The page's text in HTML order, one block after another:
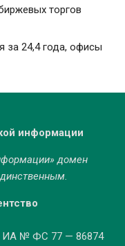
торгов
за 24,4 года, офисы
информации
домен
ИА № ФС 77 — 86874